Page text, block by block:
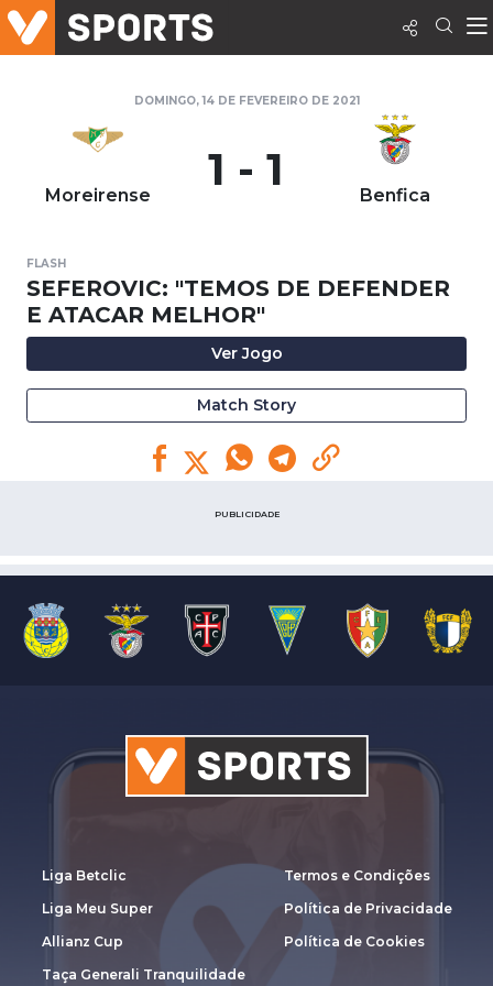
DOMINGO, 14 DE FEVEREIRO DE 2021
Moreirense 1 - 1 Benfica
FLASH
SEFEROVIC: "TEMOS DE DEFENDER
E ATACAR MELHOR"
Ver Jogo
Match Story
PUBLICIDADE
Liga Betclic
Liga Meu Super
Allianz Cup
Taça Generali Tranquilidade
Termos e Condições
Política de Privacidade
Política de Cookies